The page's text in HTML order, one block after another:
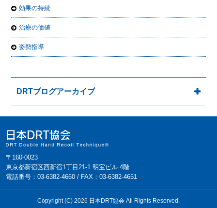
効果の持続
治療の価値
姿勢指導
DRTブログアーカイブ
〒160-0023
東京都新宿区西新宿1丁目21-1 明宝ビル 4階
電話番号：03-6382-4660 / FAX：03-6382-4651
Copyright (C) 2026 日本DRT協会 All Rights Reserved.